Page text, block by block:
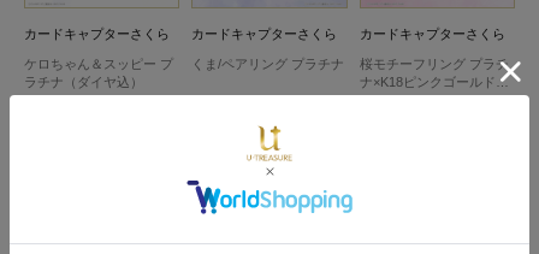
カードキャプターさくら
ケロちゃん＆スッピー プ
ラチナ（ダイヤ込）
カードキャプターさくら
くま/ペアリング プラチナ
カードキャプターさくら
桜モチーフリング プラチ
ナ×K18ピンクゴールド
（ダイヤ込）
5